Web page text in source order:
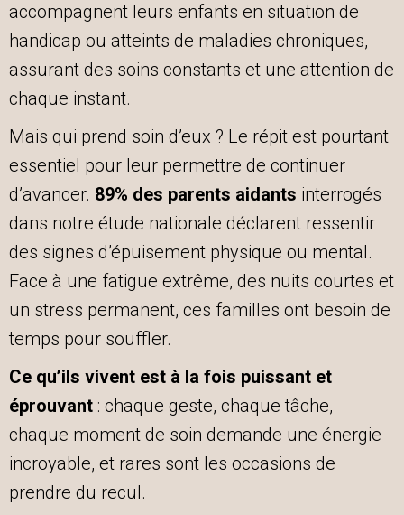
accompagnent leurs enfants en situation de
handicap ou atteints de maladies chroniques,
assurant des soins constants et une attention de
chaque instant.
Mais qui prend soin d’eux ? Le répit est pourtant
essentiel pour leur permettre de continuer
d’avancer. 89% des parents aidants interrogés
dans notre étude nationale déclarent ressentir
des signes d’épuisement physique ou mental.
Face à une fatigue extrême, des nuits courtes et
un stress permanent, ces familles ont besoin de
temps pour souffler.
Ce qu’ils vivent est à la fois puissant et
éprouvant : chaque geste, chaque tâche,
chaque moment de soin demande une énergie
incroyable, et rares sont les occasions de
prendre du recul.